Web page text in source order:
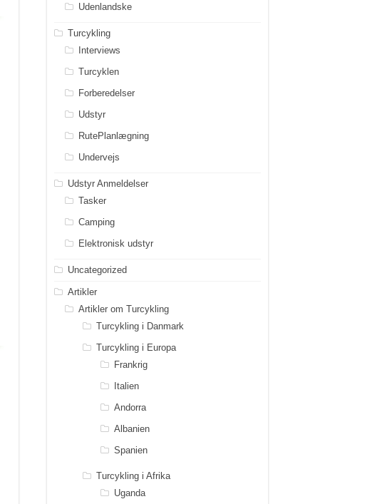
Udenlandske
Turcykling
Interviews
Turcyklen
Forberedelser
Udstyr
RutePlanlægning
Undervejs
Udstyr Anmeldelser
Tasker
Camping
Elektronisk udstyr
Uncategorized
Artikler
Artikler om Turcykling
Turcykling i Danmark
Turcykling i Europa
Frankrig
Italien
Andorra
Albanien
Spanien
Turcykling i Afrika
Uganda